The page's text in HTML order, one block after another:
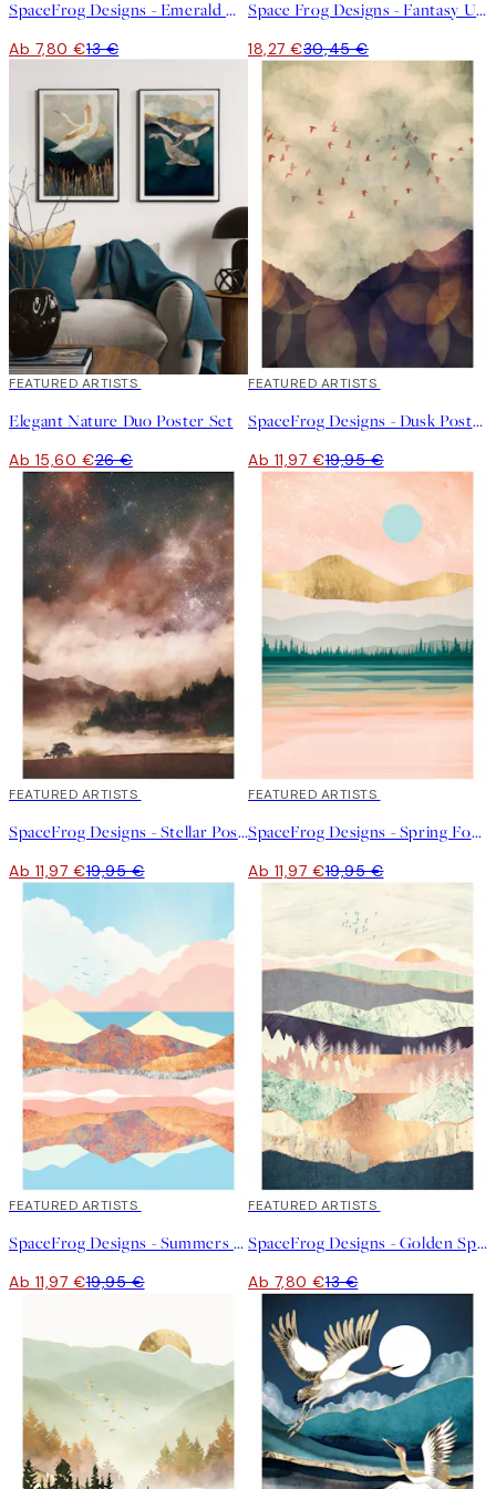
SpaceFrog Designs - Emerald Hills Poster
Ab 7,80 €13 €
Space Frog Designs - Fantasy Utopia Poster
18,27 €30,45 €
-40%
FEATURED ARTISTS
Elegant Nature Duo Poster Set
Ab 15,60 €26 €
40%*
FEATURED ARTISTS
SpaceFrog Designs - Dusk Poster
Ab 11,97 €19,95 €
40%*
FEATURED ARTISTS
SpaceFrog Designs - Stellar Poster
Ab 11,97 €19,95 €
40%*
FEATURED ARTISTS
SpaceFrog Designs - Spring Forest Lake Poster
Ab 11,97 €19,95 €
40%*
FEATURED ARTISTS
SpaceFrog Designs - Summers Day Poster
Ab 11,97 €19,95 €
40%*
FEATURED ARTISTS
SpaceFrog Designs - Golden Spring Reflection Poster
Ab 7,80 €13 €